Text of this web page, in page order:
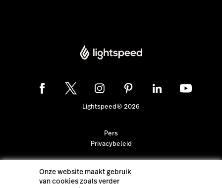
Lightspeed® 2026
Pers
Privacybeleid
Onze website maakt gebruik
van cookies zoals verder